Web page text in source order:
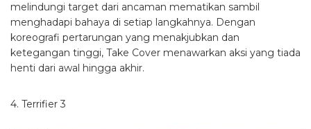
melindungi target dari ancaman mematikan sambil
menghadapi bahaya di setiap langkahnya. Dengan
koreografi pertarungan yang menakjubkan dan
ketegangan tinggi, Take Cover menawarkan aksi yang tiada
henti dari awal hingga akhir.
4. Terrifier 3